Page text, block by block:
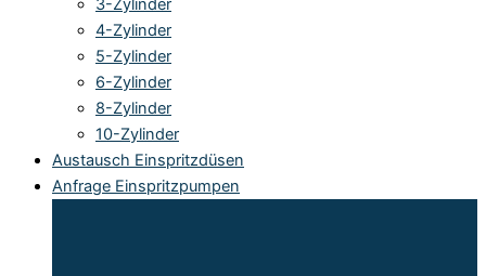
3-Zylinder
4-Zylinder
5-Zylinder
6-Zylinder
8-Zylinder
10-Zylinder
Austausch Einspritzdüsen
Anfrage Einspritzpumpen